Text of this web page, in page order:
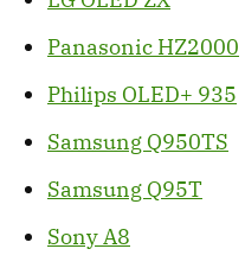
Panasonic HZ2000
Philips OLED+ 935
Samsung Q950TS
Samsung Q95T
Sony A8